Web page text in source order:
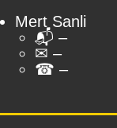
Mert Sanli
📬︎ –
✉ –
☎ –